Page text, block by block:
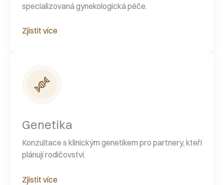
specializovaná gynekologická péče.
Zjistit více
Genetika
Konzultace s klinickým genetikem pro partnery, kteří
plánují rodičovství.
Zjistit více